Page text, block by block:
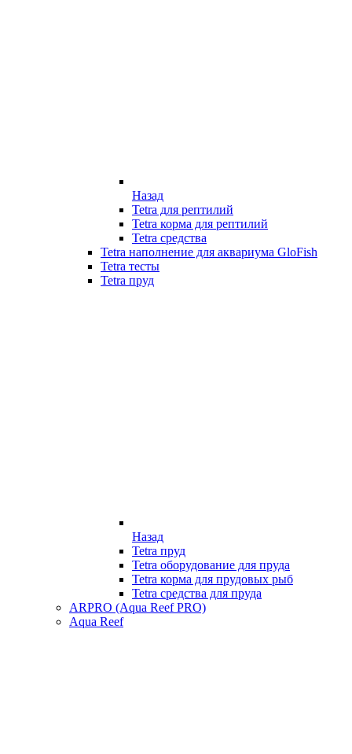
Назад
Tetra для рептилий
Tetra корма для рептилий
Tetra средства
Tetra наполнение для аквариума GloFish
Tetra тесты
Tetra пруд
Назад
Tetra пруд
Tetra оборудование для пруда
Tetra корма для прудовых рыб
Tetra средства для пруда
ARPRO (Aqua Reef PRO)
Aqua Reef